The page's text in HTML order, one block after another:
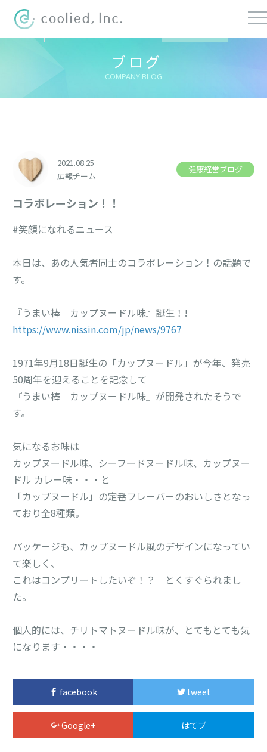
ブログ
COMPANY BLOG
ての記事
2021.08.25
広報チーム
健康経営ブログ
コラボレーション！！
#笑顔になれるニュース
本日は、あの人気者同士のコラボレーション！の話題で
す。
『うまい棒 カップヌードル味』誕生！!
https://www.nissin.com/jp/news/9767
1971年9月18日誕生の「カップヌードル」が今年、発売
50周年を迎えることを記念して
『うまい棒 カップヌードル味』が開発されたそうで
す。
気になるお味は
カップヌードル味、シーフードヌードル味、カップヌー
ドル カレー味・・・と
「カップヌードル」の定番フレーバーのおいしさとなっ
ており全8種類。
パッケージも、カップヌードル風のデザインになってい
て楽しく、
これはコンプリートしたいぞ！？ とくすぐられまし
た。
個人的には、チリトマトヌードル味が、とてもとても気
になります・・・・
facebook tweet
Google+ はてブ